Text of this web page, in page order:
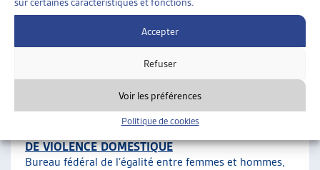
Accepter
Refuser
Voir les préférences
Politique de cookies
PROTECTION DE LA PERSONNE
PROTECTION DE L’ADULTE ET DE L’ENFANT
CONGRÈS NATIONAL 2015 – PROTECTION DE
L’ENFANT ET DE L’ADULTE DANS UN CONTEXTE
DE VIOLENCE DOMESTIQUE
Bureau fédéral de l’égalité entre femmes et hommes,